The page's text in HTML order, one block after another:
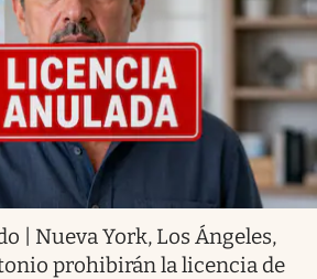
| Nueva York, Los Ángeles,
prohibirán la licencia de